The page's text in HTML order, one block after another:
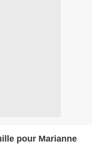
pour Marianne